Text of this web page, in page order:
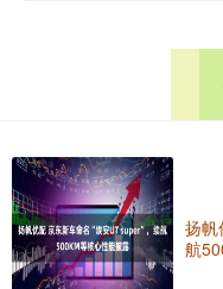
扬帆
航